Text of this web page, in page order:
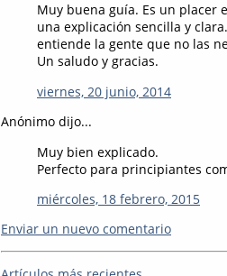
Muy buena guía. Es un placer
una explicación sencilla y
entiende la gente que no las
Un saludo y gracias.
viernes, 20 junio, 2014
Anónimo dijo...
Muy bien explicado.
Perfecto para principiantes
miércoles, 18 febrero, 2015
Enviar un nuevo comentario